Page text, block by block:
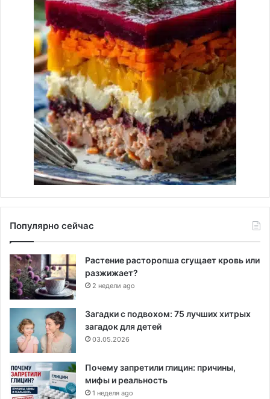
Популярно сейчас
Растение расторопша сгущает кровь или
разжижает?
2 недели ago
Загадки с подвохом: 75 лучших хитрых
загадок для детей
03.05.2026
Почему запретили глицин: причины,
мифы и реальность
1 неделя ago